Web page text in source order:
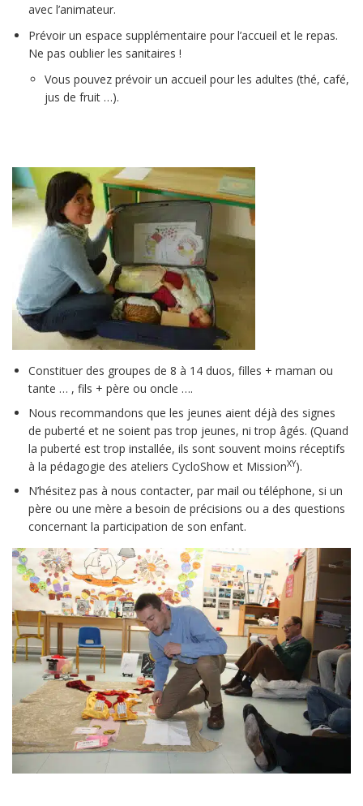
avec l’animateur.
Prévoir un espace supplémentaire pour l’accueil et le repas.
Ne pas oublier les sanitaires !
Vous pouvez prévoir un accueil pour les adultes (thé, café,
jus de fruit …).
Constituer des groupes de 8 à 14 duos, filles + maman ou
tante … , fils + père ou oncle ….
Nous recommandons que les jeunes aient déjà des signes
de puberté et ne soient pas trop jeunes, ni trop âgés. (Quand
la puberté est trop installée, ils sont souvent moins réceptifs
à la pédagogie des ateliers CycloShow et MissionXY).
N’hésitez pas à nous contacter, par mail ou téléphone, si un
père ou une mère a besoin de précisions ou a des questions
concernant la participation de son enfant.